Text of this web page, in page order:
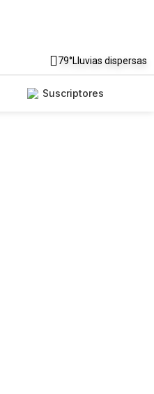
79°Lluvias dispersas
Suscriptores